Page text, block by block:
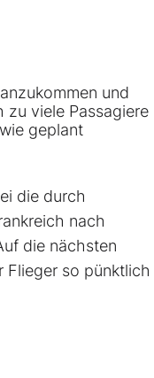
und
zu viele Passagiere
geplant
die durch
nach
die nächsten
Flieger so pünktlich